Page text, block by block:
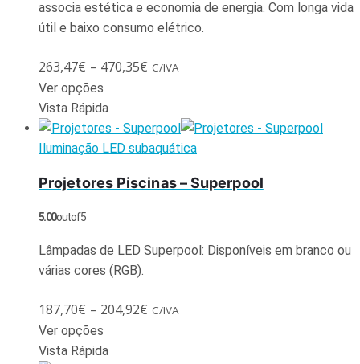
associa estética e economia de energia. Com longa vida
útil e baixo consumo elétrico.
263,47€ – 470,35€ C/IVA
Ver opções
Vista Rápida
Iluminação LED subaquática
Projetores Piscinas – Superpool
5.00out of 5
Lâmpadas de LED Superpool: Disponíveis em branco ou
várias cores (RGB).
187,70€ – 204,92€ C/IVA
Ver opções
Vista Rápida